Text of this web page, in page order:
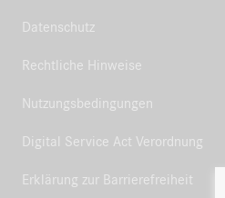
Datenschutz
Rechtliche Hinweise
Nutzungsbedingungen
Digital Service Act Verordnung
Erklärung zur Barrierefreiheit